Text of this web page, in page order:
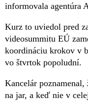
informovala agentúra
Kurz to uviedol pred
videosummitu EÚ
koordináciu krokov v
vo štvrtok popoludní.
Kancelár
na jar, a keď nie v